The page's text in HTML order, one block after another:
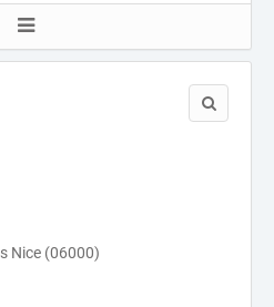
Nice (06000)